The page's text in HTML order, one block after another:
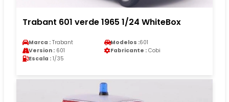
Trabant 601 verde 1965 1/24 WhiteBox
Marca : Trabant Modelos :601
Version : 601 Fabricante : Cobi
Escala : 1/35